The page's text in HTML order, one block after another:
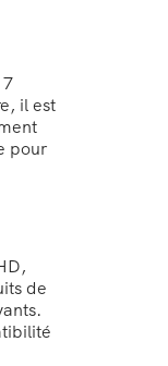
il est
pour
de